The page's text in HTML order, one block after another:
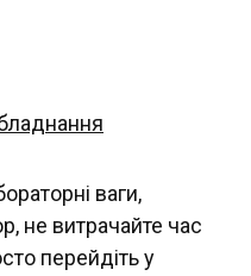
ваги,
не витрачайте час
перейдіть у